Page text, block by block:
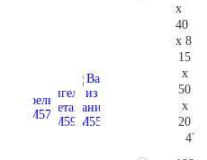
x
40
x 8
15
x
50
x
20